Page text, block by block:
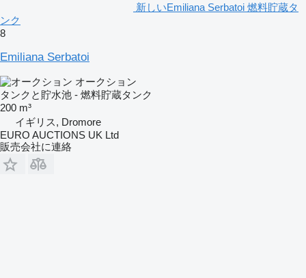
新しいEmiliana Serbatoi 燃料貯蔵タ
ンク
8
Emiliana Serbatoi
オークション
タンクと貯水池 - 燃料貯蔵タンク
200 m³
イギリス, Dromore
EURO AUCTIONS UK Ltd
販売会社に連絡